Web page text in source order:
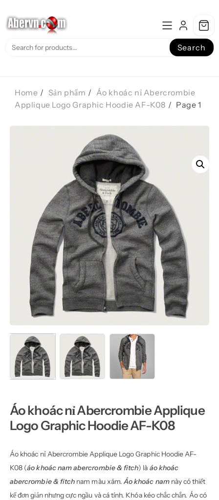
to
content
Search
Home Sản phẩm
Áo khoác nỉ Abercrombie
Applique Logo Graphic Hoodie AF-K08
Page 1
Áo khoác nỉ Abercrombie Applique
Logo Graphic Hoodie AF-K08
Áo khoác nỉ Abercrombie Applique Logo Graphic Hoodie AF-
K08 (áo khoác nam abercrombie & fitch) là áo khoác
abercrombie & fitch nam màu xám. Áo khoác namnày có thiết
kế đơn giản nhưng cực ngầu và cá tính. Khóa kéo chắc chắn. Áo có